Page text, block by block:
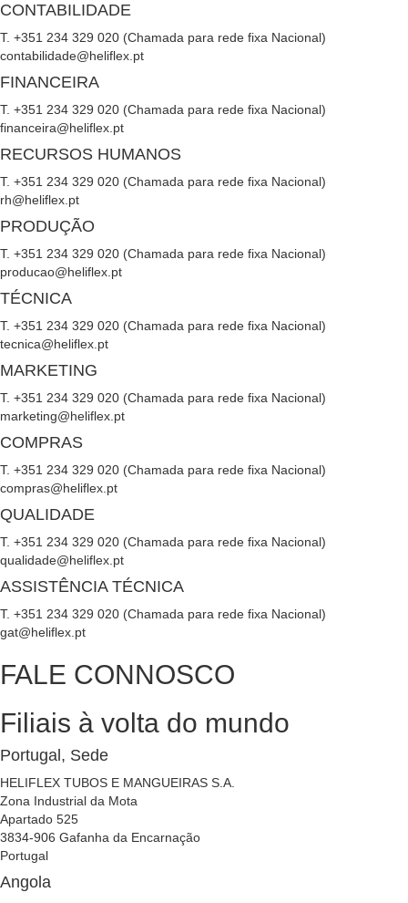
CONTABILIDADE
T. +351 234 329 020 (Chamada para rede fixa Nacional)
contabilidade@heliflex.pt
FINANCEIRA
T. +351 234 329 020 (Chamada para rede fixa Nacional)
financeira@heliflex.pt
RECURSOS HUMANOS
T. +351 234 329 020 (Chamada para rede fixa Nacional)
rh@heliflex.pt
PRODUÇÃO
T. +351 234 329 020 (Chamada para rede fixa Nacional)
producao@heliflex.pt
TÉCNICA
T. +351 234 329 020 (Chamada para rede fixa Nacional)
tecnica@heliflex.pt
MARKETING
T. +351 234 329 020 (Chamada para rede fixa Nacional)
marketing@heliflex.pt
COMPRAS
T. +351 234 329 020 (Chamada para rede fixa Nacional)
compras@heliflex.pt
QUALIDADE
T. +351 234 329 020 (Chamada para rede fixa Nacional)
qualidade@heliflex.pt
ASSISTÊNCIA TÉCNICA
T. +351 234 329 020 (Chamada para rede fixa Nacional)
gat@heliflex.pt
FALE CONNOSCO
Filiais à volta do mundo
Portugal, Sede
HELIFLEX TUBOS E MANGUEIRAS S.A.
Zona Industrial da Mota
Apartado 525
3834-906 Gafanha da Encarnação
Portugal
Angola